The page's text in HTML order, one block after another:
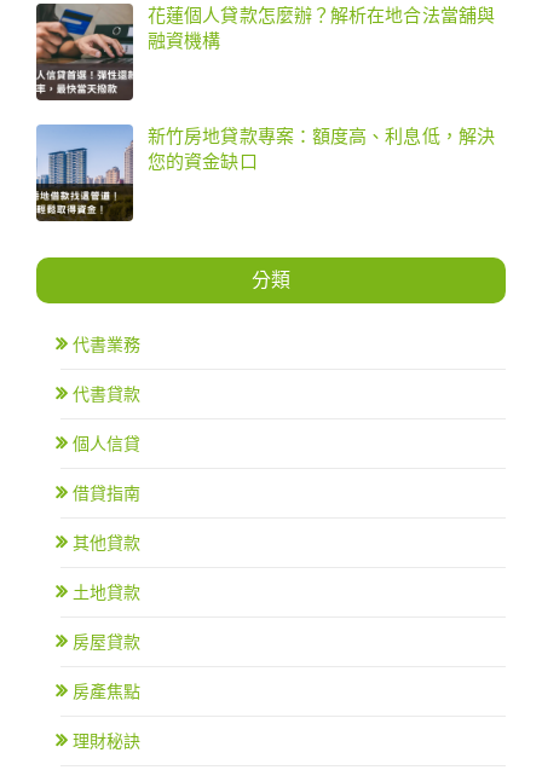
花蓮個人貸款怎麼辦？解析在地合法當舖與
融資機構
新竹房地貸款專案：額度高、利息低，解決
您的資金缺口
分類
代書業務
代書貸款
個人信貸
借貸指南
其他貸款
土地貸款
房屋貸款
房產焦點
理財秘訣